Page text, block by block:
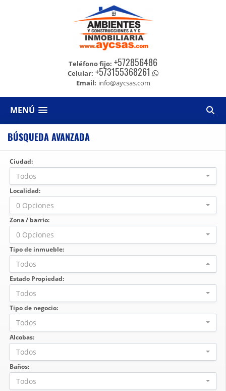
Teléfono fijo: +572856486
Celular: +573155368261
Email: info@aycsas.com
MENÚ
BÚSQUEDA AVANZADA
Ciudad:
Todos
Localidad:
0 Opciones
Zona / barrio:
0 Opciones
Tipo de inmueble:
Todos
Estado Propiedad:
Todos
Tipo de negocio:
Todos
Alcobas:
Todos
Baños:
Todos